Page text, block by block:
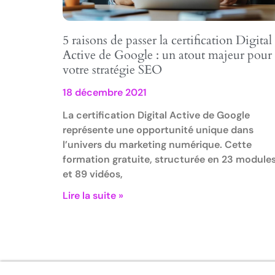
5 raisons de passer la certification Digital
Active de Google : un atout majeur pour
votre stratégie SEO
18 décembre 2021
La certification Digital Active de Google
représente une opportunité unique dans
l’univers du marketing numérique. Cette
formation gratuite, structurée en 23
et 89 vidéos,
Lire la suite »